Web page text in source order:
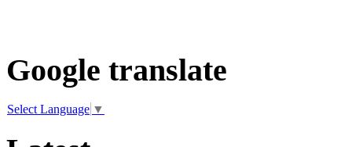
Google translate
Select Language ▼